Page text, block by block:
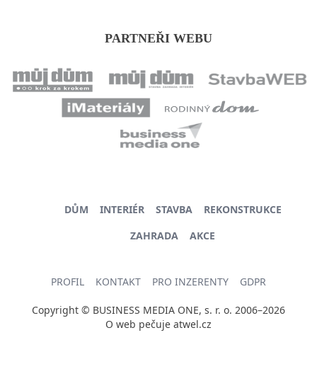
PARTNEŘI WEBU
DŮM INTERIÉR STAVBA
REKONSTRUKCE
ZAHRADA
AKCE
PROFIL KONTAKT PRO INZERENTY GDPR
Copyright © BUSINESS MEDIA ONE, s. r. o. 2006–2026